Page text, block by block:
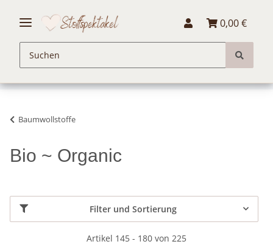
0,00 €
Baumwollstoffe
Bio ~ Organic
Filter und Sortierung
Artikel 145 - 180 von 225